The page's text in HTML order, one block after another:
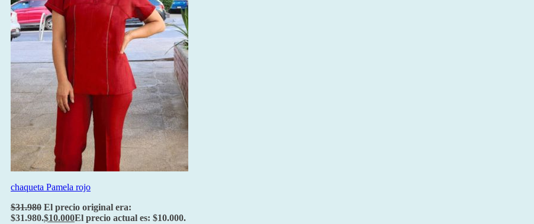
chaqueta Pamela rojo
$31.980 El precio original era:
$31.980.$10.000El precio actual es: $10.000.